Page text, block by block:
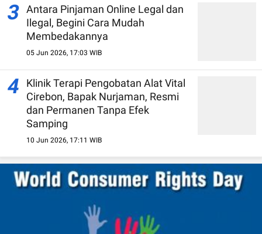
3 Antara Pinjaman Online Legal dan
Ilegal, Begini Cara Mudah
Membedakannya
05 Jun 2026, 17:03 WIB
4
Klinik Terapi Pengobatan Alat Vital
Cirebon, Bapak Nurjaman, Resmi
dan Permanen Tanpa Efek
Samping
10 Jun 2026, 17:11 WIB